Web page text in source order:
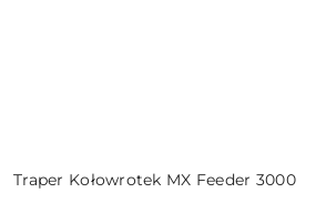
Traper Kołowrotek MX Feeder 3000